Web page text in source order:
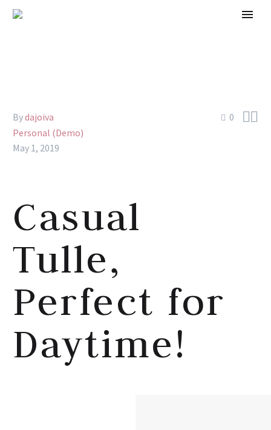
0 
Bydajoiva
Personal (Demo)
May 1, 2019
Casual
Tulle,
Perfect for
Daytime!